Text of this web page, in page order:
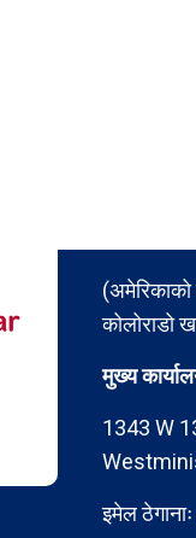
(अमेरिकाको
कोलोराडो
मुख्य
1343 W
इमेल ठेगानाः